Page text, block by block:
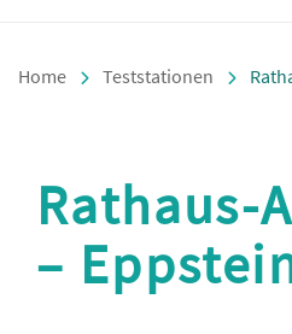
Home Teststationen
Rathaus-
–